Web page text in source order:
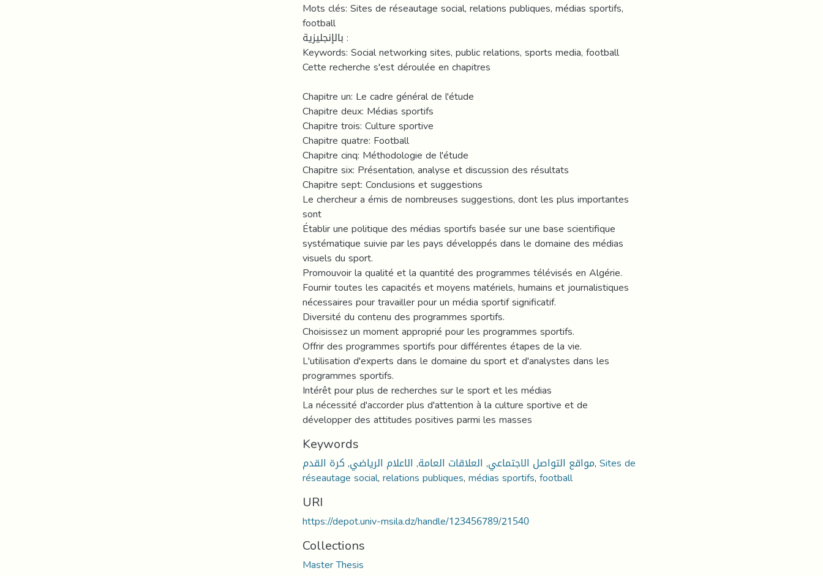
Mots clés: Sites de réseautage social, relations publiques, médias sportifs,
football
بالإنجليزية :
Keywords: Social networking sites, public relations, sports media, football
Cette recherche s'est déroulée en chapitres
Chapitre un: Le cadre général de l'étude
Chapitre deux: Médias sportifs
Chapitre trois: Culture sportive
Chapitre quatre: Football
Chapitre cinq: Méthodologie de l'étude
Chapitre six: Présentation, analyse et discussion des résultats
Chapitre sept: Conclusions et suggestions
Le chercheur a émis de nombreuses suggestions, dont les plus importantes
sont
Établir une politique des médias sportifs basée sur une base scientifique
systématique suivie par les pays développés dans le domaine des médias
visuels du sport.
Promouvoir la qualité et la quantité des programmes télévisés en Algérie.
Fournir toutes les capacités et moyens matériels, humains et journalistiques
nécessaires pour travailler pour un média sportif significatif.
Diversité du contenu des programmes sportifs.
Choisissez un moment approprié pour les programmes sportifs.
Offrir des programmes sportifs pour différentes étapes de la vie.
L'utilisation d'experts dans le domaine du sport et d'analystes dans les
programmes sportifs.
Intérêt pour plus de recherches sur le sport et les médias
La nécessité d'accorder plus d'attention à la culture sportive et de
développer des attitudes positives parmi les masses
Keywords
مواقع التواصل الاجتماعي, العلاقات العامة, الاعلام الرياضي,كرة القدم ,Sites de
réseautage social,relations publiques,médias sportifs,football
URI
https://depot.univ-msila.dz/handle/123456789/21540
Collections
Master Thesis